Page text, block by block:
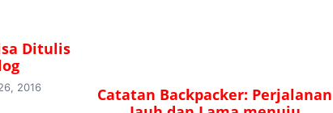
Ditulis
2016
Catatan Backpacker: Perjalanan